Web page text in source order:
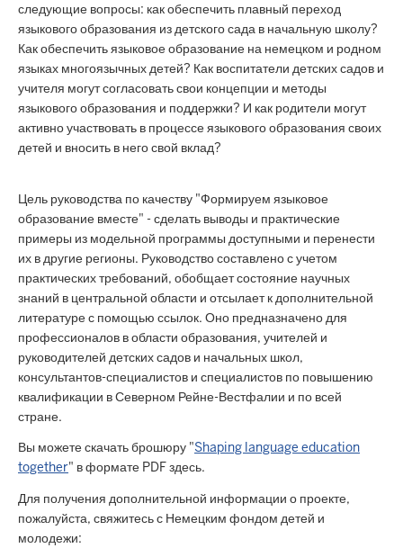
следующие вопросы: как обеспечить плавный переход
языкового образования из детского сада в начальную школу?
Как обеспечить языковое образование на немецком и родном
языках многоязычных детей? Как воспитатели детских садов и
учителя могут согласовать свои концепции и методы
языкового образования и поддержки? И как родители могут
активно участвовать в процессе языкового образования своих
детей и вносить в него свой вклад?
Цель руководства по качеству "Формируем языковое
образование вместе" - сделать выводы и практические
примеры из модельной программы доступными и перенести
их в другие регионы. Руководство составлено с учетом
практических требований, обобщает состояние научных
знаний в центральной области и отсылает к дополнительной
литературе с помощью ссылок. Оно предназначено для
профессионалов в области образования, учителей и
руководителей детских садов и начальных школ,
консультантов-специалистов и специалистов по повышению
квалификации в Северном Рейне-Вестфалии и по всей
стране.
Вы можете скачать брошюру "Shaping language education
together" в формате PDF здесь.
Для получения дополнительной информации о проекте,
пожалуйста, свяжитесь с Немецким фондом детей и
молодежи: